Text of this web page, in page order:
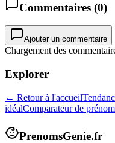
Commentaires (0)
Ajouter un commentaire
Chargement des
Explorer
← Retour à l'accueil
idéalComparateur de
PrenomsGenie.fr